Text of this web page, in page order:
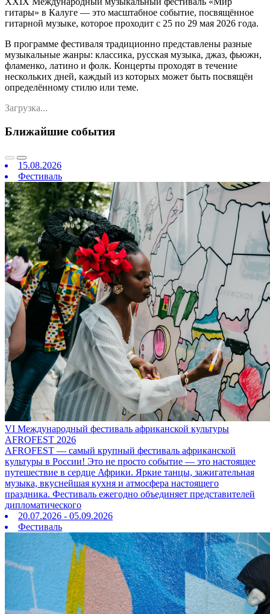
гитары» в Калуге — это масштабное событие, посвящённое
гитарной музыке, которое проходит с 25 по 29 мая 2026 года.
В программе фестиваля традиционно представлены разные
музыкальные жанры: классика, русская музыка, джаз, фьюжн,
фламенко, латино и фолк. Концерты проходят в течение
нескольких дней, каждый из которых может быть посвящён
определённому стилю или теме.
Загрузка...
Ближайшие события
15.08.2026
Фестиваль
VI Международный фестиваль африканской культуры
AFROFEST 2026
AFROFEST — самый крупный фестиваль африканской
культуры в России! Это не просто событие — это настоящее
путешествие в сердце Африки. Яркие танцы, зажигательная
музыка, вкуснейшая кухня и атмосфера настоящего
праздника. Фестиваль ежегодно объединяет представителей
дипломатического
20.07.2026 - 05.09.2026
Фестиваль